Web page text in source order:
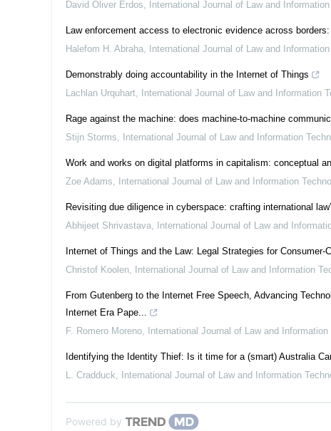
David Oliver Erdos, International Journal of Law and
Law enforcement access to electronic evidence across
Halefom H. Abraha, International Journal of Law and
Demonstrably doing accountability in the Internet of Things
Lachlan Urquhart, International Journal of Law and Information
Rage against the machine: does machine-to-machine
Stijn Storms, International Journal of Law and Information
Work and works on digital platforms in capitalism: conceptual
Zoe Adams, International Journal of Law and Information
Revisiting due diligence in cyberspace: crafting international
Abhijeet Shrivastava, International Journal of Law and
Internet of Things and the Law: Legal Strategies for
Christof Koolen, International Journal of Law and Information
From Gutenberg to the Internet Free Speech, Advancing
Internet Era Pape...
F. Romero Moreno, International Journal of Law and Information
Identifying the Identity Thief: Is it time for a (smart) Australia
L. Cradduck, International Journal of Law and Information
Powered by